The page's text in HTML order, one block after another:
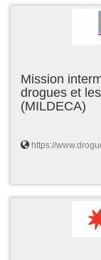
Mission
drogues et
(MILDECA)
https://